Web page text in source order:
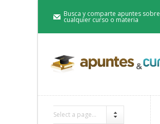
Busca y comparte apuntes sobre
cualquier curso o materia
Select a page...